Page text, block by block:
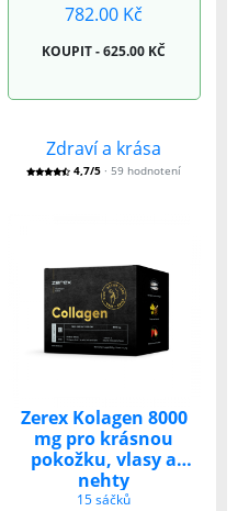
782.00 Kč
KOUPIT - 625.00 KČ
Zdraví a krása
4,7/5 · 59 hodnotení
Zerex Kolagen 8000
mg pro krásnou
pokožku, vlasy a
nehty
15 sáčků